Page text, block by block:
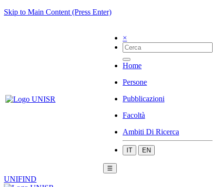
Skip to Main Content (Press Enter)
×
Home
Persone
Pubblicazioni
Facoltà
Ambiti Di Ricerca
IT EN
☰
UNIFIND